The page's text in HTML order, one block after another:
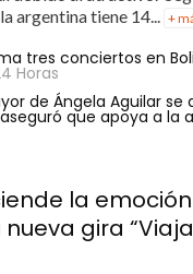
argentina tiene 14... +
tres conciertos en
Horas
de Ángela Aguilar se
que apoya a la
la
gira